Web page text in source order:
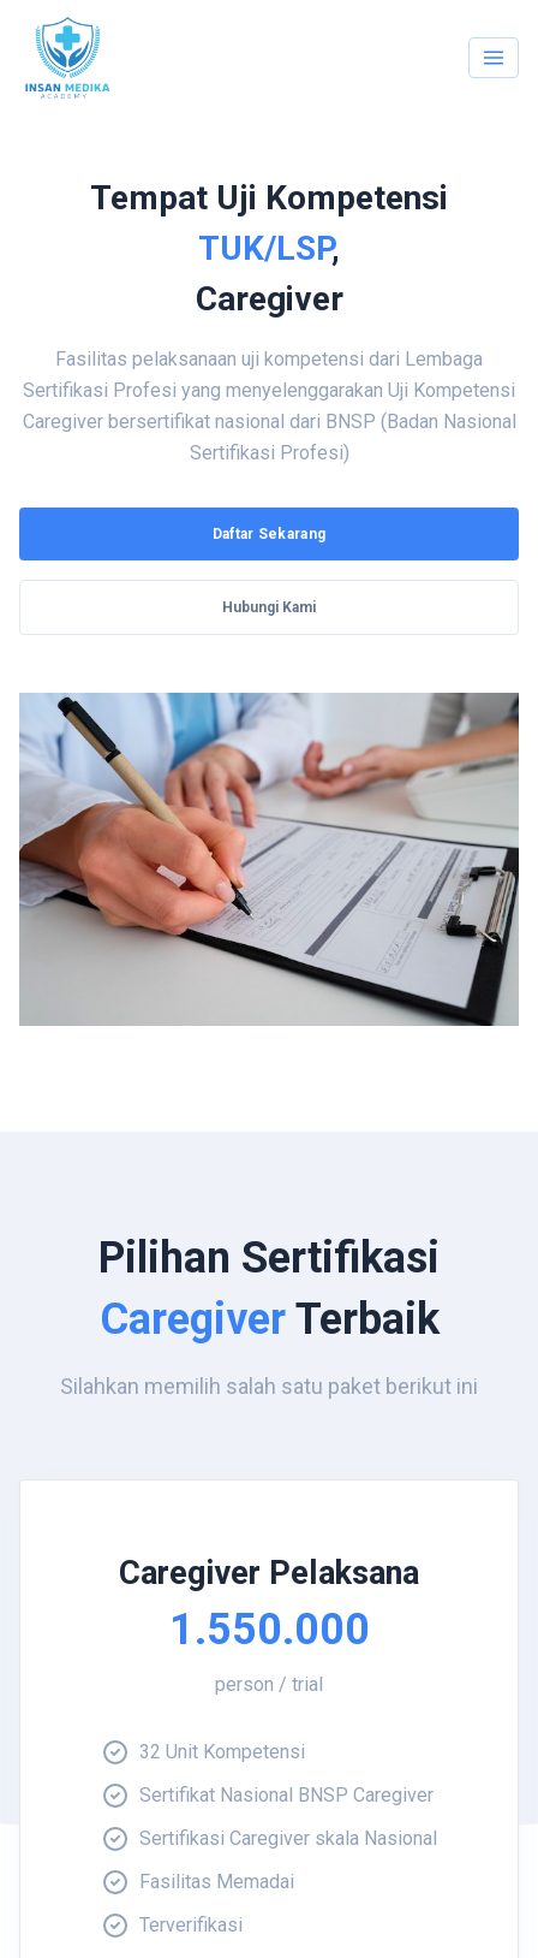
Tempat Uji Kompetensi
TUK/LSP,
Caregiver
Fasilitas pelaksanaan uji kompetensi dari Lembaga
Sertifikasi Profesi yang menyelenggarakan Uji Kompetensi
Caregiver bersertifikat nasional dari BNSP (Badan Nasional
Sertifikasi Profesi)
Daftar Sekarang
Hubungi Kami
Pilihan Sertifikasi
CaregiverTerbaik
Silahkan memilih salah satu paket berikut ini
Caregiver Pelaksana
1.550.000
person / trial
32 Unit Kompetensi
Sertifikat Nasional BNSP Caregiver
Sertifikasi Caregiver skala Nasional
Fasilitas Memadai
Terverifikasi